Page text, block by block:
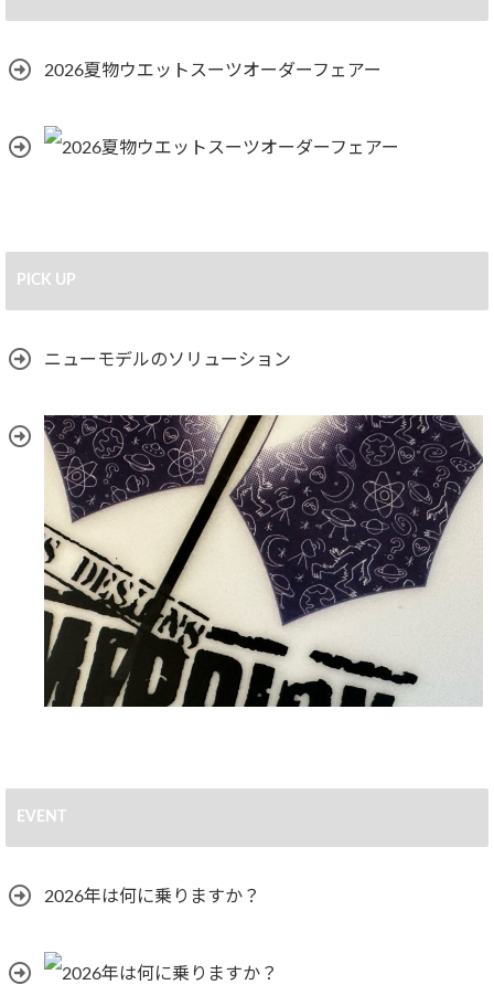
2026夏物ウエットスーツオーダーフェアー
PICK UP
ニューモデルのソリューション
EVENT
2026年は何に乗りますか？